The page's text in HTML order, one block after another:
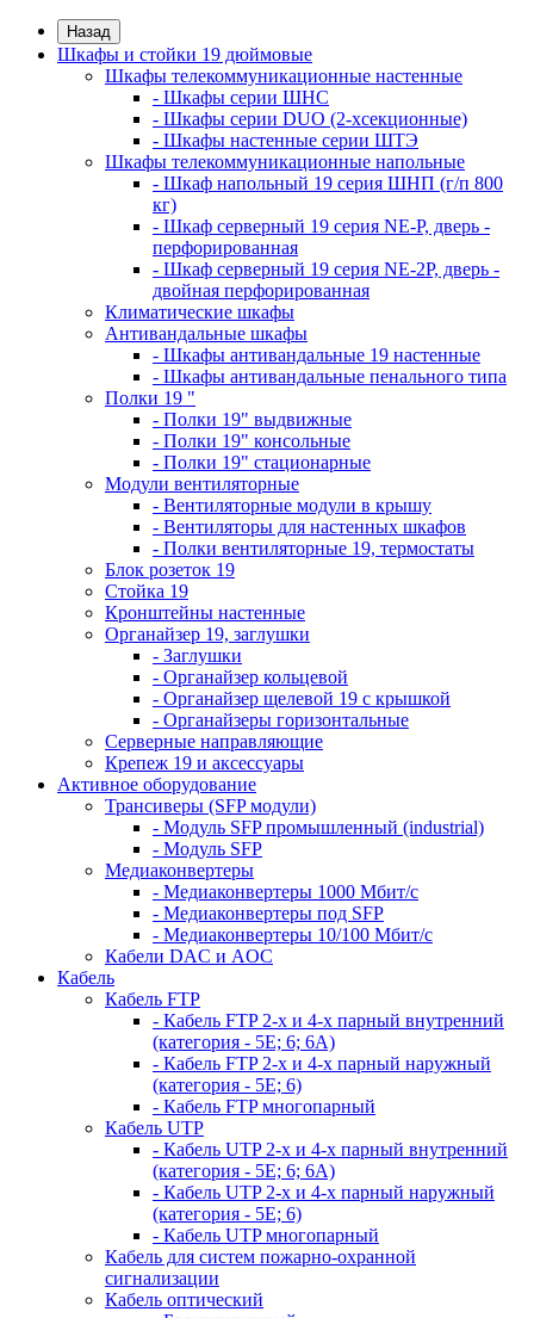
Назад
Шкафы и стойки 19 дюймовые
Шкафы телекоммуникационные настенные
- Шкафы серии ШНС
- Шкафы серии DUO (2-хсекционные)
- Шкафы настенные серии ШТЭ
Шкафы телекоммуникационные напольные
- Шкаф напольный 19 серия ШНП (г/п 800
кг)
- Шкаф серверный 19 серия NE-P, дверь -
перфорированная
- Шкаф серверный 19 серия NE-2P, дверь -
двойная перфорированная
Климатические шкафы
Антивандальные шкафы
- Шкафы антивандальные 19 настенные
- Шкафы антивандальные пенального типа
Полки 19 "
- Полки 19" выдвижные
- Полки 19" консольные
- Полки 19" стационарные
Модули вентиляторные
- Вентиляторные модули в крышу
- Вентиляторы для настенных шкафов
- Полки вентиляторные 19, термостаты
Блок розеток 19
Стойка 19
Кронштейны настенные
Органайзер 19, заглушки
- Заглушки
- Органайзер кольцевой
- Органайзер щелевой 19 с крышкой
- Органайзеры горизонтальные
Серверные направляющие
Крепеж 19 и аксессуары
Активное оборудование
Трансиверы (SFP модули)
- Модуль SFP промышленный (industrial)
- Модуль SFP
Медиаконвертеры
- Медиаконвертеры 1000 Мбит/с
- Медиаконвертеры под SFP
- Медиаконвертеры 10/100 Мбит/с
Кабели DAC и AOC
Кабель
Кабель FTP
- Кабель FTP 2-х и 4-х парный внутренний
(категория - 5Е; 6; 6А)
- Кабель FTP 2-х и 4-х парный наружный
(категория - 5Е; 6)
- Кабель FTP многопарный
Кабель UTP
- Кабель UTP 2-х и 4-х парный внутренний
(категория - 5Е; 6; 6А)
- Кабель UTP 2-х и 4-х парный наружный
(категория - 5Е; 6)
- Кабель UTP многопарный
Кабель для систем пожарно-охранной
сигнализации
Кабель оптический